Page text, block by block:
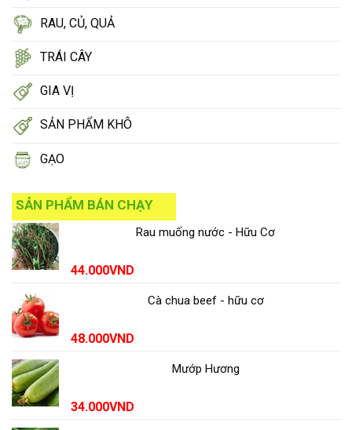
RAU, CỦ, QUẢ
TRÁI CÂY
GIA VỊ
SẢN PHẨM KHÔ
GẠO
SẢN PHẨM BÁN CHẠY
Rau muống nước - Hữu Cơ
44.000VND
Cà chua beef - hữu cơ
48.000VND
Mướp Hương
34.000VND